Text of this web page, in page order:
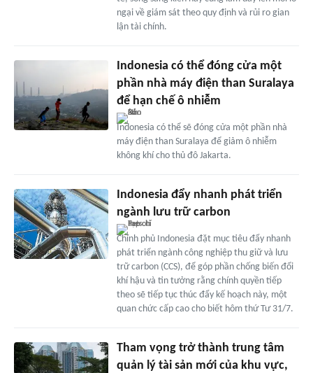
ngại về giám sát theo quy định và rủi ro gian
lận tài chính.
Indonesia có thể đóng cửa một
phần nhà máy điện than Suralaya
để hạn chế ô nhiễm
Indonesia có thể sẽ đóng cửa một phần nhà
máy điện than Suralaya để giảm ô nhiễm
không khí cho thủ đô Jakarta.
Indonesia đẩy nhanh phát triển
ngành lưu trữ carbon
Chính phủ Indonesia đặt mục tiêu đẩy nhanh
phát triển ngành công nghiệp thu giữ và lưu
trữ carbon (CCS), để góp phần chống biến đổi
khí hậu và tin tưởng rằng chính quyền tiếp
theo sẽ tiếp tục thúc đẩy kế hoạch này, một
quan chức cấp cao cho biết hôm thứ Tư 31/7.
Tham vọng trở thành trung tâm
quản lý tài sản mới của khu vực,